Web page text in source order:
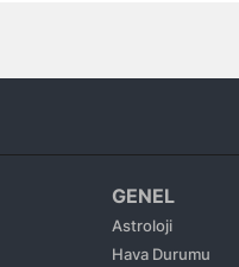
Erzurum
Eskişehir
Gaziantep
GENEL
Astroloji
Hava Durumu